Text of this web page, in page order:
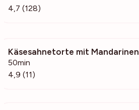
4,7 (128)
Käsesahnetorte mit Mandarinen
50min
4,9 (11)